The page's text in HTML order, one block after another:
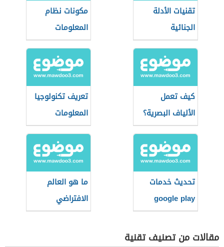
تقنيات الأدلة
الجنائية
مكونات نظام
المعلومات
كيف تعمل
الألياف البصرية؟
تعريف تكنولوجيا
المعلومات
والاتصالات
تحديث خدمات
google play
ما هو العالم
الافتراضي
مقالات من تصنيف تقنية